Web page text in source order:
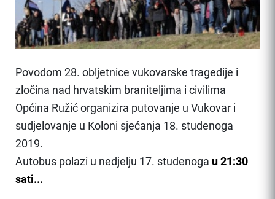
Povodom 28. obljetnice vukovarske tragedije i
zločina nad hrvatskim braniteljima i civilima
Općina Ružić organizira putovanje u Vukovar i
sudjelovanje u Koloni sjećanja 18. studenoga
2019.
Autobus polazi u nedjelju 17. studenoga u 21:30
sati...